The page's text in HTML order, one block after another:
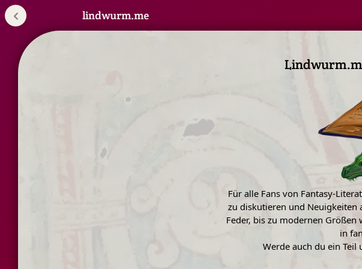
lindwurm.me
Für alle Fans von Fantasy-
zu diskutieren und Neuigkeiten
Feder, bis zu modernen
in
Werde auch du ein